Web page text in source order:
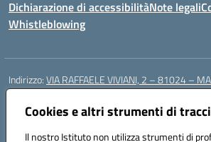
Cookies e altri strumenti di
Il nostro Istituto non utilizza strumenti di
Dichiarazione di accessibilitàNote legali
Whistleblowing
Indirizzo:VIA RAFFAELE VIVIANI, 2 – 81024 –
Centralino:
Posta elettronica certificata (PEC):
Codice fiscale: 93086020612